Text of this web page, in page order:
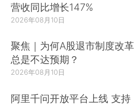
营收同比增长147%
2026年08月10日
聚焦｜为何A股退市制度改革
总是不达预期？
2026年08月10日
阿里千问开放平台上线 支持